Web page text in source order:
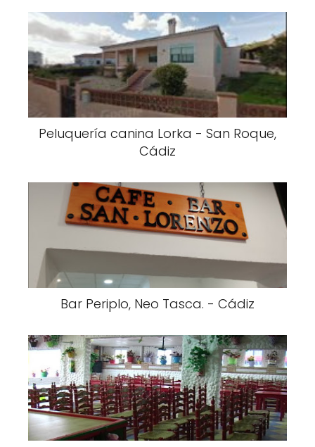
Peluquería canina Lorka - San Roque,
Cádiz
Bar Periplo, Neo Tasca. - Cádiz